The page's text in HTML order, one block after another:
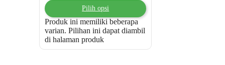
Pilih opsi
Produk ini memiliki beberapa
varian. Pilihan ini dapat diambil
di halaman produk